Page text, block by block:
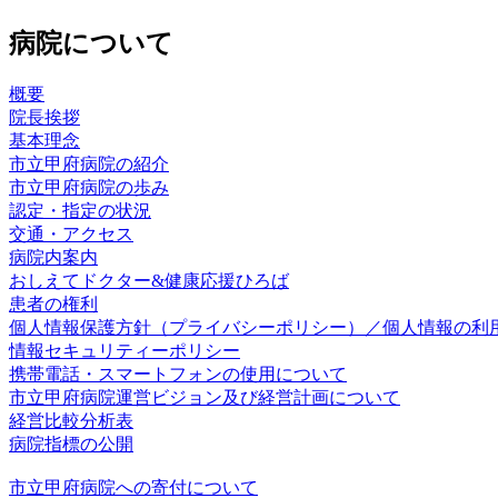
病院について
概要
院長挨拶​
基本理念
市立甲府病院の紹介
市立甲府病院の歩み
認定・指定の状況
交通・アクセス
病院内案内
おしえてドクター&健康応援ひろば
患者の権利
個人情報保護方針（プライバシーポリシー）／個人情報の利
情報セキュリティーポリシー
携帯電話・スマートフォンの使用について
市立甲府病院運営ビジョン及び経営計画について
経営比較分析表
病院指標の公開
市立甲府病院への寄付について